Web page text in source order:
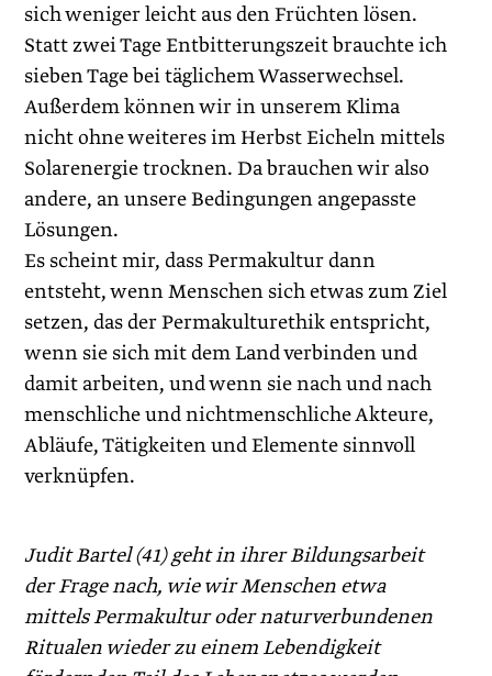
sich weniger leicht aus den Früchten lösen.
Statt zwei Tage Entbitterungszeit brauchte ich
sieben Tage bei täglichem Wasserwechsel.
Außerdem können wir in unserem Klima
nicht ohne weiteres im Herbst Eicheln mittels
Solarenergie trocknen. Da brauchen wir also
andere, an unsere Bedingungen angepasste
Lösungen.
Es scheint mir, dass Permakultur dann
entsteht, wenn Menschen sich etwas zum Ziel
setzen, das der Permakulturethik entspricht,
wenn sie sich mit dem Land verbinden und
damit arbeiten, und wenn sie nach und nach
menschliche und nichtmenschliche Akteure,
Abläufe, Tätigkeiten und Elemente sinnvoll
verknüpfen.
Judit Bartel(41) geht in ihrer Bildungs­arbeit
der Frage nach, wie wir Menschen etwa
mittels Permakultur oder naturverbundenen
Ritualen wieder zu einem Lebendigkeit